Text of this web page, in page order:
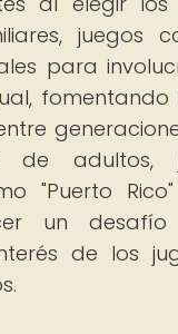
juegos
para
fomentando
de adultos,
"Puerto
un
de los